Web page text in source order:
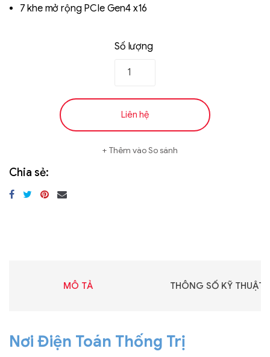
7 khe mở rộng PCIe Gen4 x16
Số lượng
Liên hệ
Thêm vào So sánh
Chia sẻ:
MÔ TẢ THÔNG SỐ KỸ THUẬT
Nơi Điện Toán Thống Trị